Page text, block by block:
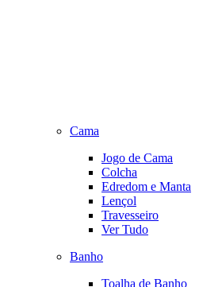
Cama
Jogo de Cama
Colcha
Edredom e Manta
Lençol
Travesseiro
Ver Tudo
Banho
Toalha de Banho